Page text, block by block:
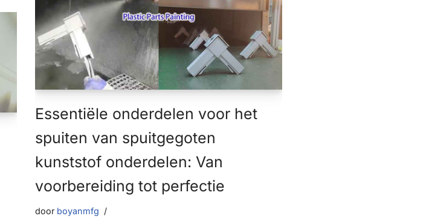
Essentiële onderdelen voor het
spuiten van spuitgegoten
kunststof onderdelen: Van
voorbereiding tot perfectie
door boyanmfg